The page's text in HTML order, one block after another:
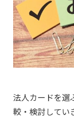
法人カードを選
較・検討してい